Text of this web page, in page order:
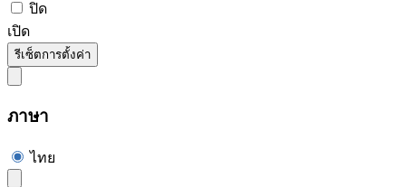
ปิด
เปิด
รีเซ็ตการตั้งค่า
ภาษา
ไทย